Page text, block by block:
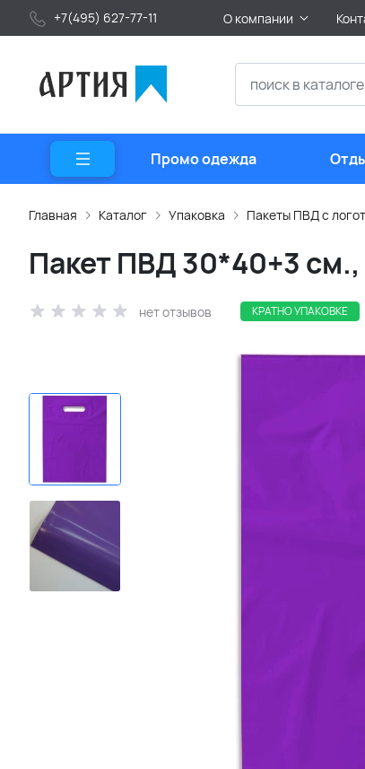
+7(495) 627-77-11 О компании
Промо одежда
Главная Каталог Упаковка Пакеты ПВД с
Пакет ПВД 30*40+3
нет отзывов КРАТНО УПАКОВКЕ